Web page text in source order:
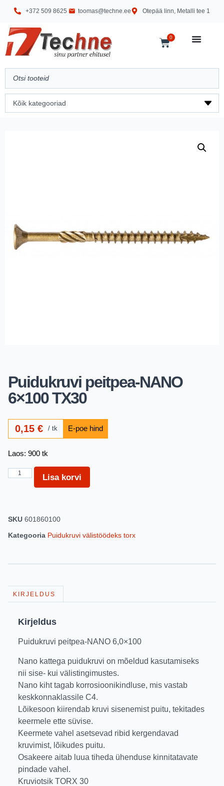
+372 509 8625 toomas@techne.ee Otepää linn, Metalli tee 1
0
Puidukruvi peitpea-NANO
6×100 TX30
0,15€ tk
Laos: 900 tk
Lisa korvi
SKU 601860100
Kategooria Puidukruvi välistöödeks torx
KIRJELDUS
Kirjeldus
Puidukruvi peitpea-NANO 6,0×100
Nano kattega puidukruvi on mõeldud kasutamiseks
nii sise- kui välistingimustes.
Nano kiht tagab korrosioonikindluse, mis vastab
keskkonnaklassile C4.
Lõikesoon kiirendab kruvi sisenemist puitu, tekitades
keermele ette süvise.
Keermete vahel asetsevad ribid kergendavad
kruvimist, lõikudes puitu.
Osakeere aitab luua tiheda ühenduse kinnitatavate
pindade vahel.
Kruviotsik TORX 30